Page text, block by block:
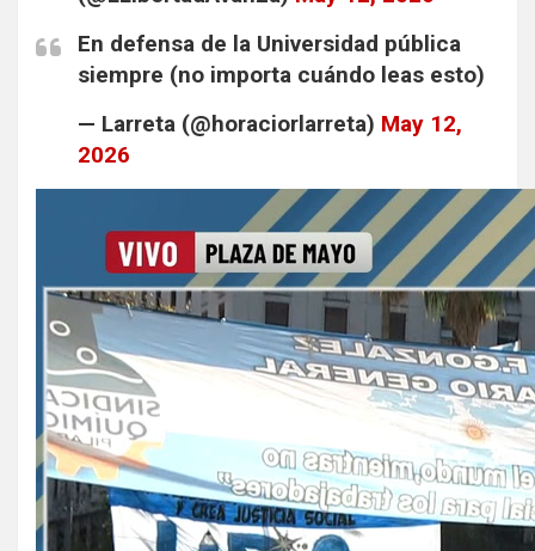
En defensa de la Universidad pública
siempre (no importa cuándo leas esto)
— Larreta (@horaciorlarreta) May 12,
2026